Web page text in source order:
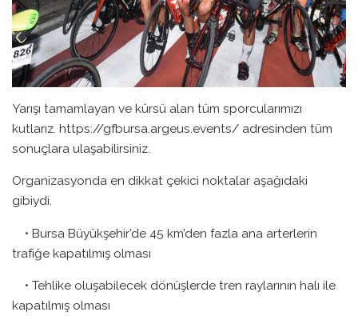
Yarışı tamamlayan ve kürsü alan tüm sporcularımızı
kutlarız. https://gfbursa.argeus.events/ adresinden tüm
sonuçlara ulaşabilirsiniz.
Organizasyonda en dikkat çekici noktalar aşağıdaki
gibiydi.
• Bursa Büyükşehir’de 45 km’den fazla ana arterlerin
trafiğe kapatılmış olması
• Tehlike oluşabilecek dönüşlerde tren raylarının halı ile
kapatılmış olması